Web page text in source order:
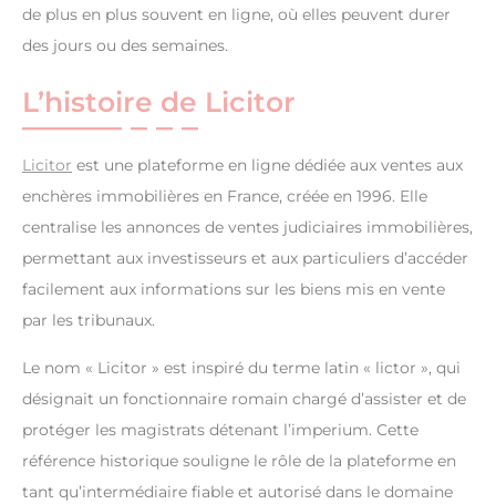
de plus en plus souvent en ligne, où elles peuvent durer
des jours ou des semaines.
L’histoire de Licitor
Licitor est une plateforme en ligne dédiée aux ventes aux
enchères immobilières en France, créée en 1996. Elle
centralise les annonces de ventes judiciaires immobilières,
permettant aux investisseurs et aux particuliers d’accéder
facilement aux informations sur les biens mis en vente
par les tribunaux.
Le nom « Licitor » est inspiré du terme latin « lictor », qui
désignait un fonctionnaire romain chargé d’assister et de
protéger les magistrats détenant l’imperium. Cette
référence historique souligne le rôle de la plateforme en
tant qu’intermédiaire fiable et autorisé dans le domaine